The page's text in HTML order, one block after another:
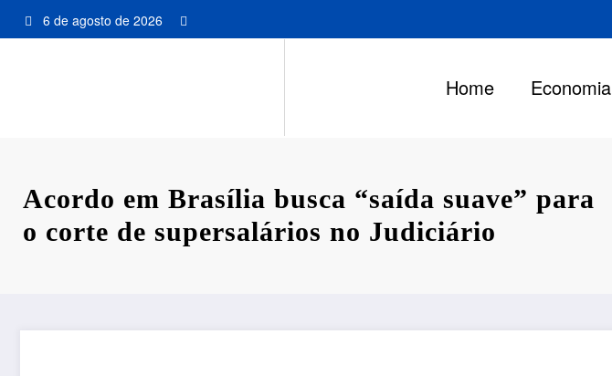
para
6 de agosto de 2026
Home Economia
Acordo em Brasília busca “saída suave” para
o corte de supersalários no Judiciário